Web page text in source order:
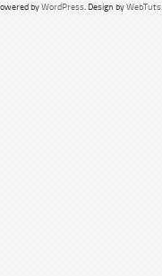
byWordPress. Design by